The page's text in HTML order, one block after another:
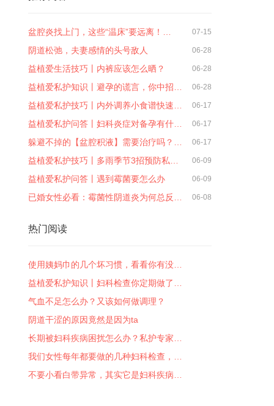
盆腔炎找上门，这些“温床”要远离！… 07-15
阴道松弛，夫妻感情的头号敌人 06-28
益植爱生活技巧丨内裤应该怎么晒？ 06-28
益植爱私护知识丨避孕的谎言，你中招… 06-28
益植爱私护技巧丨内外调养小食谱快速… 06-17
益植爱私护问答丨妇科炎症对备孕有什… 06-17
躲避不掉的【盆腔积液】需要治疗吗？… 06-17
益植爱私护技巧丨多雨季节3招预防私… 06-09
益植爱私护问答丨遇到霉菌要怎么办 06-09
已婚女性必看：霉菌性阴道炎为何总反… 06-08
热门阅读
使用姨妈巾的几个坏习惯，看看你有没…
益植爱私护知识丨妇科检查你定期做了…
气血不足怎么办？又该如何做调理？
阴道干涩的原因竟然是因为ta
长期被妇科疾病困扰怎么办？私护专家…
我们女性每年都要做的几种妇科检查，…
不要小看白带异常，其实它是妇科疾病…